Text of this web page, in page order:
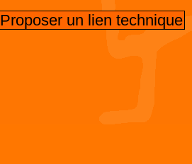
Proposer un lien technique